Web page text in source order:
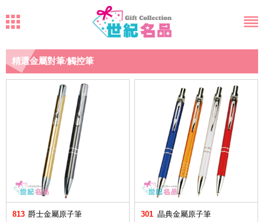
精選金屬對筆/觸控筆
813 爵士金屬原子筆 301 晶典金屬原子筆